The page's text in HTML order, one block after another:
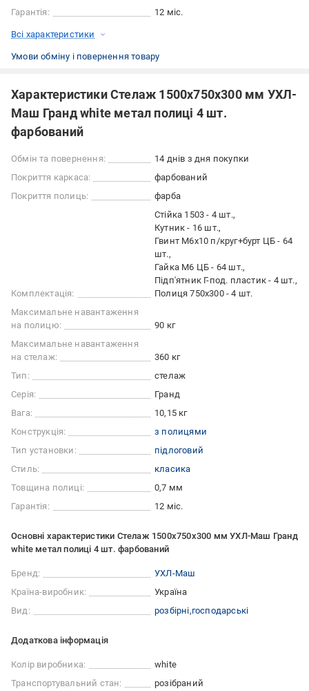
Гарантія:
12 міс.
Всі характеристики
Умови обміну і повернення товару
Характеристики Стелаж 1500x750x300 мм УХЛ-
Маш Гранд white метал полиці 4 шт.
фарбований
Обмін та повернення:
14 днів з дня покупки
Покриття каркаса:
фарбований
Покриття полиць:
фарба
Комплектація:
Стійка 1503 - 4 шт.
Кутник - 16 шт.
Гвинт М6х10 п/круг+бурт ЦБ - 64
шт.
Гайка М6 ЦБ - 64 шт.
Підп'ятник Г-под. пластик - 4 шт.
Полиця 750х300 - 4 шт.
Максимальне навантаження
на полицю:
90 кг
Максимальне навантаження
на стелаж:
360 кг
Тип:
стелаж
Серія:
Гранд
Вага:
10,15 кг
Конструкція:
з полицями
Тип установки:
підлоговий
Стиль:
класика
Товщина полиці:
0,7 мм
Гарантія:
12 міс.
Основні характеристики Стелаж 1500x750x300 мм УХЛ-Маш Гранд
white метал полиці 4 шт. фарбований
Бренд:
УХЛ-Маш
Країна-виробник:
Україна
Вид:
розбірні господарські
Додаткова інформація
Колір виробника:
white
Транспортувальний стан:
розібраний